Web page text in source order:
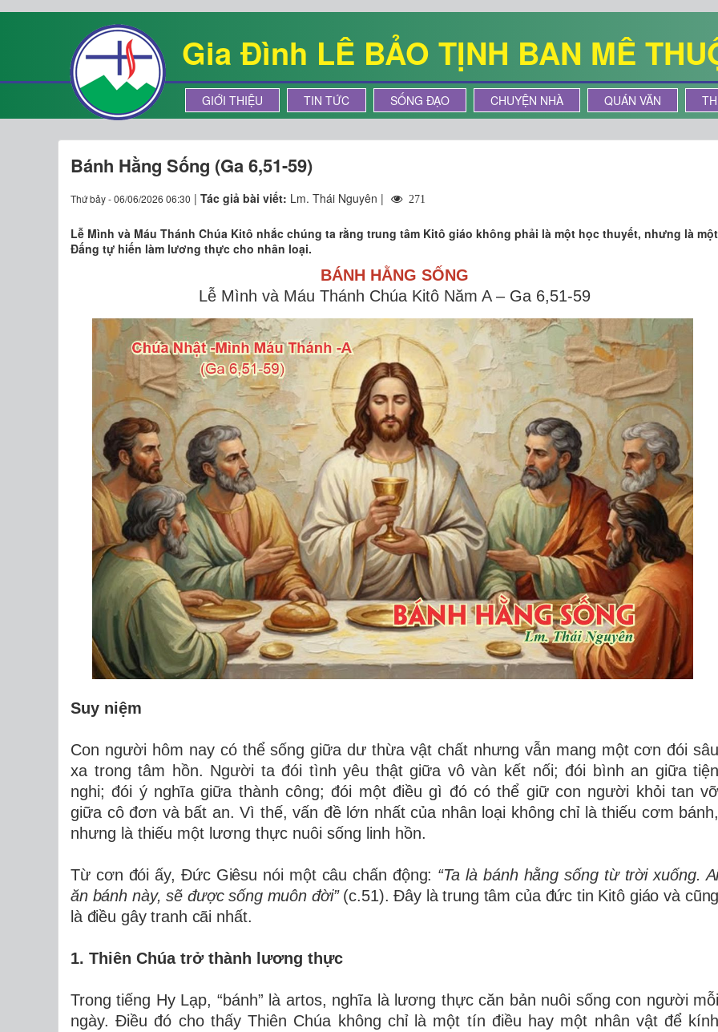
Gia Đình LÊ BẢO TỊNH BAN MÊ
GIỚI THIỆU TIN TỨC SỐNG ĐẠO CHUYỆN NHÀ QUÁN VĂN
Bánh Hằng Sống (Ga 6,51-59)
Thứ bảy - 06/06/2026 06:30 | Tác giả bài viết: Lm. Thái Nguyên | 271
Lễ Mình và Máu Thánh Chúa Kitô nhắc chúng ta rằng trung tâm Kitô giáo không phải là một học thuyết, nhưng là một
Đấng tự hiến làm lương thực cho nhân loại.
BÁNH HẰNG SỐNG
Lễ Mình và Máu Thánh Chúa Kitô Năm A – Ga 6,51-59
Suy niệm
Con người hôm nay có thể sống giữa dư thừa vật chất nhưng vẫn mang một cơn đói sâu
xa trong tâm hồn. Người ta đói tình yêu thật giữa vô vàn kết nối; đói bình an giữa tiện
nghi; đói ý nghĩa giữa thành công; đói một điều gì đó có thể giữ con người khỏi tan vỡ
giữa cô đơn và bất an. Vì thế, vấn đề lớn nhất của nhân loại không chỉ là thiếu cơm bánh,
nhưng là thiếu một lương thực nuôi sống linh hồn.
Từ cơn đói ấy, Đức Giêsu nói một câu chấn động: “Ta là bánh hằng sống từ trời xuống. Ai
ăn bánh này, sẽ được sống muôn đời”(c.51). Đây là trung tâm của đức tin Kitô giáo và cũng
là điều gây tranh cãi nhất.
1. Thiên Chúa trở thành lương thực
Trong tiếng Hy Lạp, “bánh” là artos, nghĩa là lương thực căn bản nuôi sống con người mỗi
ngày. Điều đó cho thấy Thiên Chúa không chỉ là một tín điều hay một nhân vật để kính